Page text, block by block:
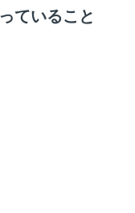
ていること